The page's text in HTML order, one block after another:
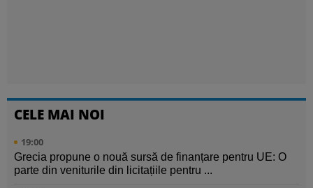
CELE MAI NOI
19:00
Grecia propune o nouă sursă de finanțare pentru UE: O
parte din veniturile din licitațiile pentru ...